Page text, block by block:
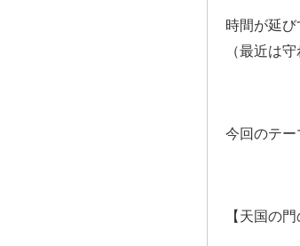
時間が延
（最近は
今回のテー
【天国の